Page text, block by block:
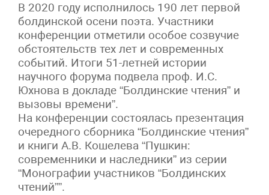
В 2020 году исполнилось 190 лет первой
болдинской осени поэта. Участники
конференции отметили особое созвучие
обстоятельств тех лет и современных
событий. Итоги 51-летней истории
научного форума подвела проф. И.С.
Юхнова в докладе “Болдинские чтения” и
вызовы времени”.
На конференции состоялась презентация
очередного сборника “Болдинские чтения”
и книги А.В. Кошелева “Пушкин:
современники и наследники” из серии
“Монографии участников “Болдинских
чтений””.